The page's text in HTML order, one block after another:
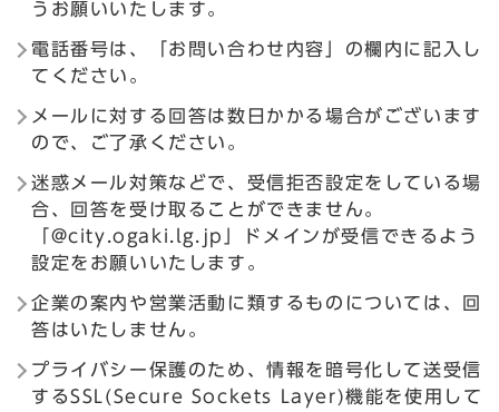
うお願いいたします。
電話番号は、「お問い合わせ内容」の欄内に記入し
てください。
メールに対する回答は数日かかる場合がございます
ので、ご了承ください。
迷惑メール対策などで、受信拒否設定をしている場
合、回答を受け取ることができません。
「@city.ogaki.lg.jp」ドメインが受信できるよう
設定をお願いいたします。
企業の案内や営業活動に類するものについては、回
答はいたしません。
プライバシー保護のため、情報を暗号化して送受信
するSSL(Secure Sockets Layer)機能を使用して